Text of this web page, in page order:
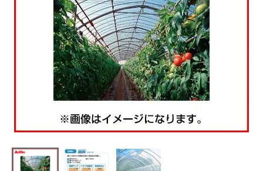
利用ガイド FAQ